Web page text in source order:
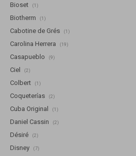
Bioset (1)
Biotherm (1)
Cabotine de Grés (1)
Carolina Herrera (19)
Casapueblo (9)
Ciel (2)
Colbert (1)
Coqueterías (2)
Cuba Original (1)
Daniel Cassin (2)
Désiré (2)
Disney (7)